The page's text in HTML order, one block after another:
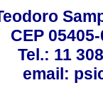
CEP
Tel.: 11
email: